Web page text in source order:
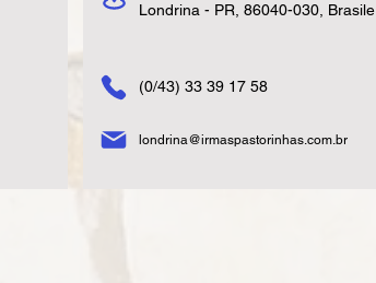
Londrina - PR, 86040-030, Brasile
(0/43) 33 39 17 58
londrina@irmaspastorinhas.com.br